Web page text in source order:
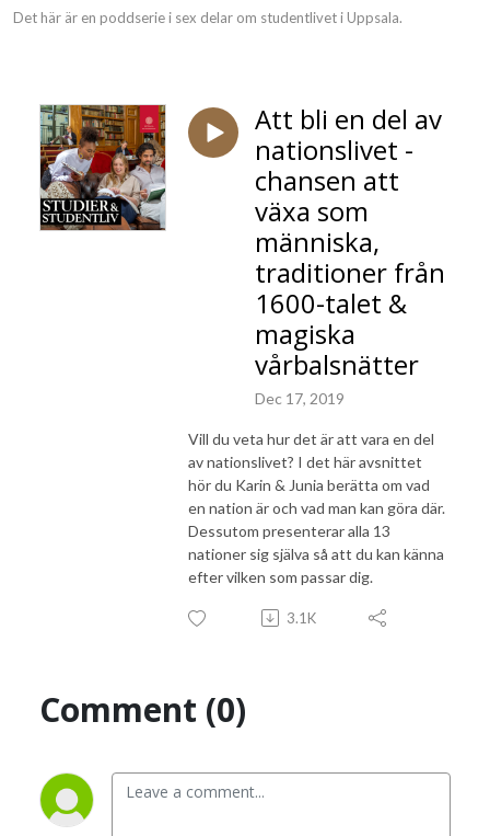
Det här är en poddserie i sex delar om studentlivet i Uppsala.
Att bli en del av
nationslivet -
chansen att
växa som
människa,
traditioner från
1600-talet &
magiska
vårbalsnätter
Dec 17, 2019
Vill du veta hur det är att vara en del
av nationslivet? I det här avsnittet
hör du Karin & Junia berätta om vad
en nation är och vad man kan göra där.
Dessutom presenterar alla 13
nationer sig själva så att du kan känna
efter vilken som passar dig.
3.1K
Comment (0)